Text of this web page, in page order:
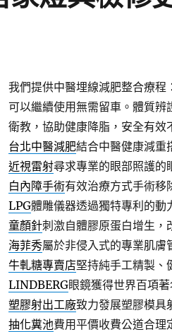
我們提供中醫埋線減肥整合療程：
可以繼續使用無需留車。體質
衛教，協助健康降脂，安全有
台北中醫減肥結合中醫健康減重
近視雷射尋求專業的眼部照護的
白內障手術有效治療方式手術移
LPG體雕儀器透過獨特專利的動
童顏針刺激自體膠原蛋白增生，
海菲秀屬於非侵入式的專業肌膚
牛軋糖專賣店堅持純手工精製、
LINDBERG眼鏡獲得世界百項
塑膠射出工廠致力發展塑膠模具
抽化糞池費用平價收費公道合理